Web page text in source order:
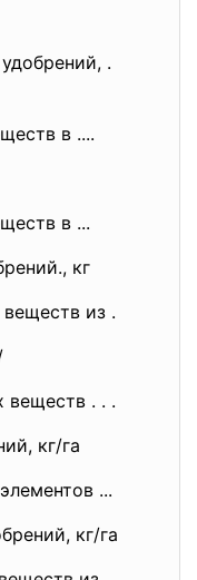
.
в ....
в ...
кг
из .
веществ . . .
кг/га
...
кг/га